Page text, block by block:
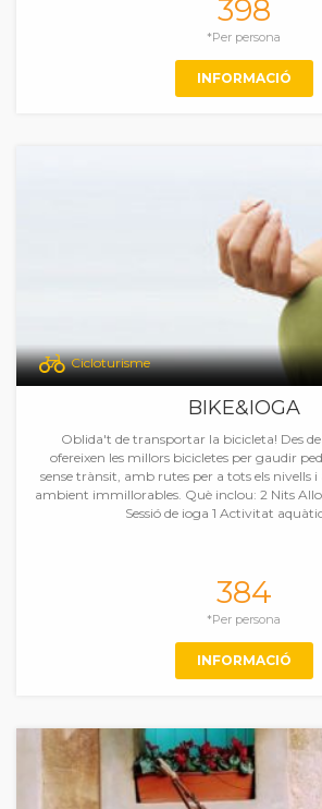
398
*Per persona
INFORMACIÓ
Cicloturisme
BIKE&IOGA
Oblida't de transportar la bicicleta! Des
ofereixen les millors bicicletes per gaudir
sense trànsit, amb rutes per a tots els nivells
ambient immillorables. Què inclou: 2 Nits
Sessió de ioga 1 Activitat
384
*Per persona
INFORMACIÓ